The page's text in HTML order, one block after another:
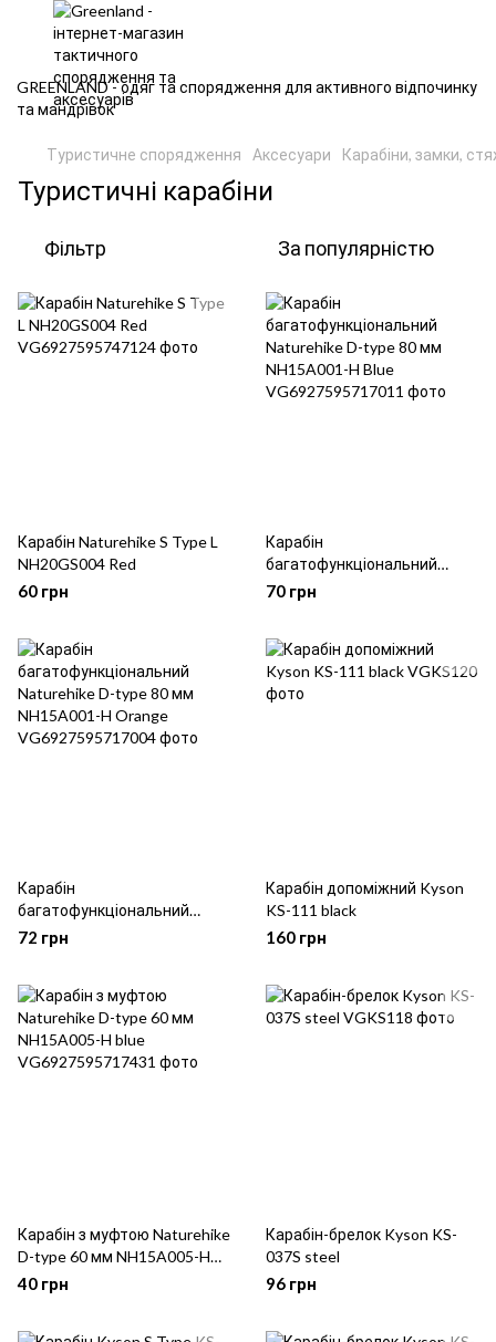
GREENLAND - одяг та спорядження для активного відпочинку
та мандрівок
Туристичне спорядження Аксесуари Карабіни, замки,
Туристичні карабіни
Фільтр За популярністю
Карабін Naturehike S Type L
NH20GS004 Red
60 грн
Карабін
багатофункціональний
Naturehike D-type 80 мм
70 грн
Карабін
багатофункціональний
Naturehike D-type 80 мм
72 грн
Карабін допоміжний Kyson
KS-111 black
160 грн
Карабін з муфтою Naturehike
D-type 60 мм NH15A005-H
blue
40 грн
Карабін-брелок Kyson KS-
037S steel
96 грн